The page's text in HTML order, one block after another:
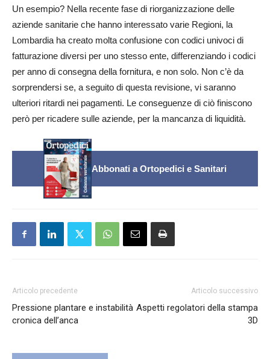
Un esempio? Nella recente fase di riorganizzazione delle
aziende sanitarie che hanno interessato varie Regioni, la
Lombardia ha creato molta confusione con codici univoci di
fatturazione diversi per uno stesso ente, differenziando i codici
per anno di consegna della fornitura, e non solo. Non c’è da
sorprendersi se, a seguito di questa revisione, vi saranno
ulteriori ritardi nei pagamenti. Le conseguenze di ciò finiscono
però per ricadere sulle aziende, per la mancanza di liquidità.
Abbonati a Ortopedici e Sanitari
Articolo precedente
Pressione plantare e instabilità
cronica dell’anca
Articolo successivo
Aspetti regolatori della stampa
3D